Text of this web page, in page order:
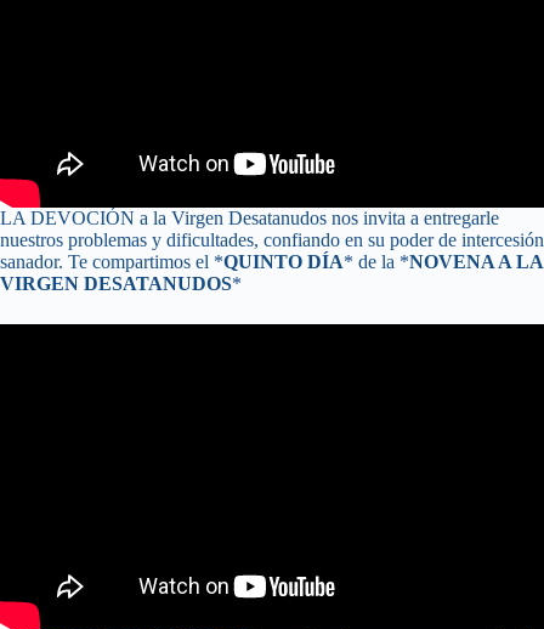
LA DEVOCIÓN a la Virgen Desatanudos nos invita a entregarle
nuestros problemas y dificultades, confiando en su poder de intercesión
sanador. Te compartimos el *QUINTO DÍA* de la *NOVENA A LA
VIRGEN DESATANUDOS*